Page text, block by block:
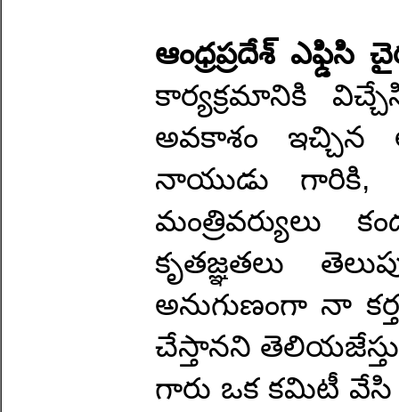
ఆంధ్రప్రదేశ్
కార్యక్రమానికి
అవకాశం ఇచ్చిన
నాయుడు గారికి,
మంత్రివర్యులు
కృతజ్ఞతలు
అనుగుణంగా నా
చేస్తానని
గారు ఒక కమిటీ వేసి